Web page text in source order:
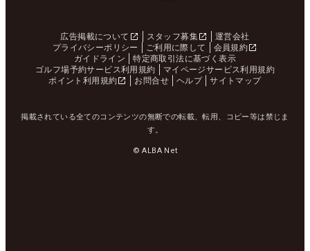
広告掲載について スタッフ募集
運営会社
プライバシーポリシー
ご利用に際して
会員規約
ガイドライン
特定商取引法に基づく表示
ゴルフ場予約サービス利用規約
マイページサービス利用規約
ポイント利用規約
お問合せ ヘルプ サイトマップ
掲載されている全てのコンテンツの無断での転載、転用、コピー等は禁じま
す。
© ALBA Net